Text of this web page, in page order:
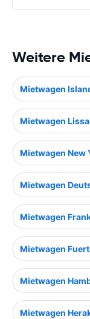
Weitere
Mietwagen
Mietwagen
Mietwagen New
Mietwagen
Mietwagen
Mietwagen
Mietwagen
Mietwagen